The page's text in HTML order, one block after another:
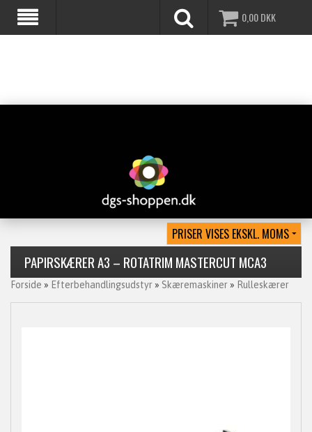
0,00DKK
PAPIRSKÆRER A3 – ROTATRIM MASTERCUT MCA3
Forside » Efterbehandlingsudstyr » Skæremaskiner » Rulleskærer